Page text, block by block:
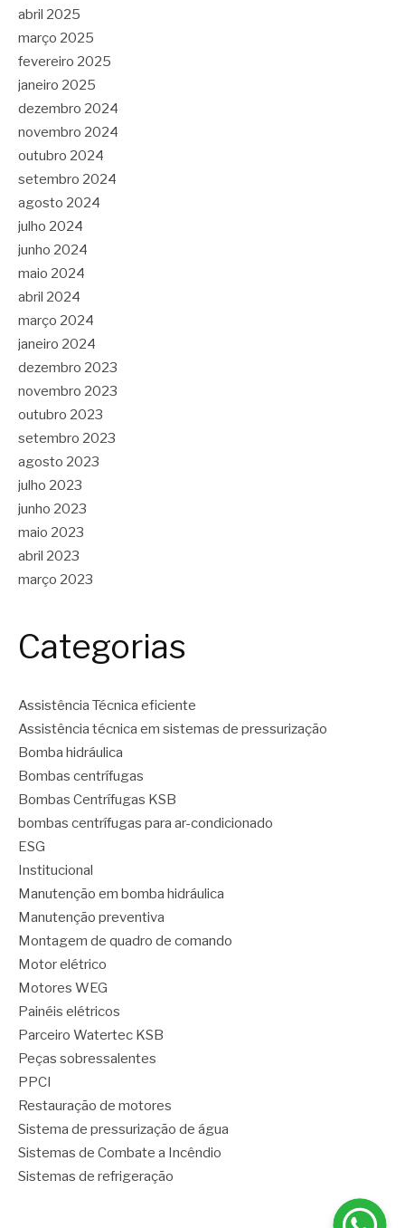
abril 2025
março 2025
fevereiro 2025
janeiro 2025
dezembro 2024
novembro 2024
outubro 2024
setembro 2024
agosto 2024
julho 2024
junho 2024
maio 2024
abril 2024
março 2024
janeiro 2024
dezembro 2023
novembro 2023
outubro 2023
setembro 2023
agosto 2023
julho 2023
junho 2023
maio 2023
abril 2023
março 2023
Categorias
Assistência Técnica eficiente
Assistência técnica em sistemas de pressurização
Bomba hidráulica
Bombas centrífugas
Bombas Centrífugas KSB
bombas centrífugas para ar-condicionado
ESG
Institucional
Manutenção em bomba hidráulica
Manutenção preventiva
Montagem de quadro de comando
Motor elétrico
Motores WEG
Painéis elétricos
Parceiro Watertec KSB
Peças sobressalentes
PPCI
Restauração de motores
Sistema de pressurização de água
Sistemas de Combate a Incêndio
Sistemas de refrigeração